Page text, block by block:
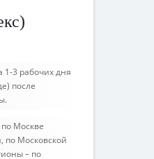
1-3 рабочих дня
после
Москве
по Московской
– по